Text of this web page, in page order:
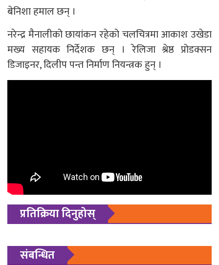
बेनिशा हमाल छन् ।
नरेन्द्र मैनालीको छायांकन रहेको चलचित्रमा आकाश उखेडा
मख्य सहायक निर्देशक छन् । रेलिजा श्रेष्ठ प्रोडक्सन
डिजाइनर, दिलीप पन्त निर्माण नियन्त्रक हुन् ।
प्रतिक्रिया दिनुहोस्
संबन्धित